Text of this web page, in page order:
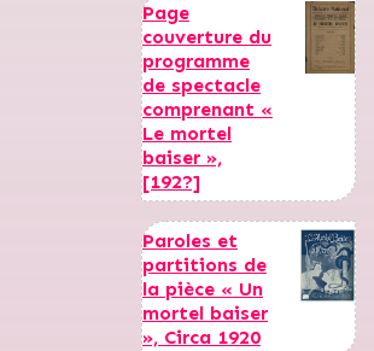
Page
couverture du
programme
de spectacle
comprenant «
Le mortel
baiser »,
[192?]
Paroles et
partitions de
la pièce « Un
mortel baiser
», Circa 1920